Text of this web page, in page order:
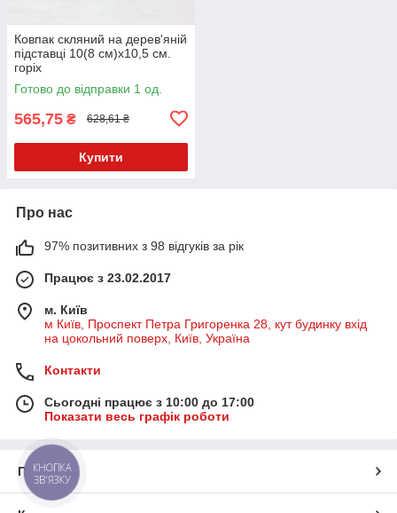
Ковпак скляний на дерев'яній
підставці 10(8 см)х10,5 см.
горіх
Готово до відправки 1 од.
565,75 ₴ 628,61 ₴
Купити
Про нас
97% позитивних з 98 відгуків за рік
Працює з 23.02.2017
м. Київ
м Київ, Проспект Петра Григоренка 28, кут будинку вхід
на цокольний поверх, Київ, Україна
Контакти
Сьогодні працює з 10:00 до 17:00
Показати весь графік роботи
Про нас
КНОПКА
ЗВ'ЯЗКУ